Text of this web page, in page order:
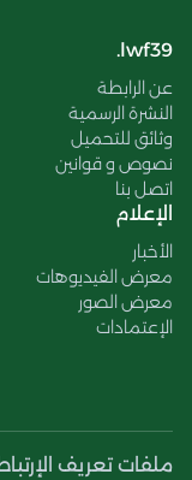
lwf39.
عن الرابطة
النشرة الرسمية
وثائق للتحميل
نصوص و قوانين
اتصل بنا
الإعلام
الأخبار
معرض الفيديوهات
معرض الصور
الإعتمادات
ملفات تعريف